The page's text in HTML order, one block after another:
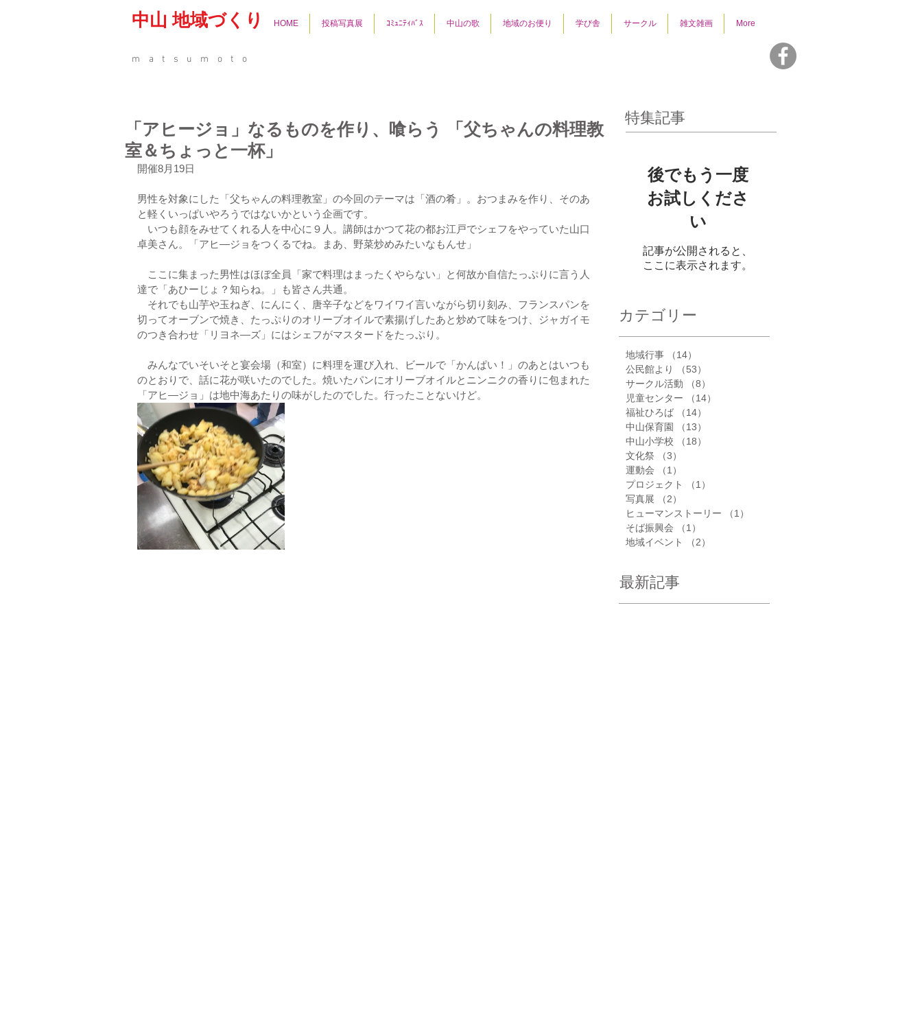
中山 地域づくり HOME 投稿写真展 ｺﾐｭﾆﾃｨﾊﾞｽ 中山の歌 地域のお便り 学び舎 サークル 雑文雑画 More
matsumoto
「アヒージョ」なるものを作り、喰らう 「父ちゃんの料理教
室＆ちょっと一杯」
開催8月19日
男性を対象にした「父ちゃんの料理教室」の今回のテーマは「酒の肴」。おつまみを作り、そのあ
と軽くいっぱいやろうではないかという企画です。
いつも顔をみせてくれる人を中心に９人。講師はかつて花の都お江戸でシェフをやっていた山口
卓美さん。「アヒ―ジョをつくるでね。まあ、野菜炒めみたいなもんせ」
ここに集まった男性はほぼ全員「家で料理はまったくやらない」と何故か自信たっぷりに言う人
達で「あひーじょ？知らね。」も皆さん共通。
それでも山芋や玉ねぎ、にんにく、唐辛子などをワイワイ言いながら切り刻み、フランスパンを
切ってオーブンで焼き、たっぷりのオリーブオイルで素揚げしたあと炒めて味をつけ、ジャガイモ
のつき合わせ「リヨネ―ズ」にはシェフがマスタードをたっぷり。
みんなでいそいそと宴会場（和室）に料理を運び入れ、ビールで「かんぱい！」のあとはいつも
のとおりで、話に花が咲いたのでした。焼いたパンにオリーブオイルとニンニクの香りに包まれた
「アヒ―ジョ」は地中海あたりの味がしたのでした。行ったことないけど。
特集記事
後でもう一度
お試しくださ
い
記事が公開されると、
ここに表示されます。
カテゴリー
地域行事 （14）
公民館より
（53）
サークル活動
（8）
児童センター
（14）
福祉ひろば
（14）
中山保育園
（13）
中山小学校
（18）
文化祭
（3）
運動会
（1）
プロジェクト
（1）
写真展
（2）
ヒューマンストーリー
（1）
そば振興会
（1）
地域イベント
（2）
最新記事